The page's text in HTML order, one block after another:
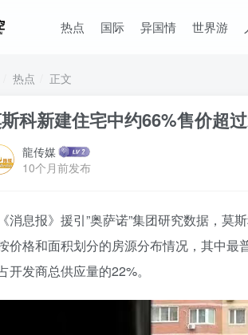
热点 国际 异国情 世界游
热点 正文
科新建住宅中约66%售价超
龍传媒
10个月前发布
消息报》援引”奥萨诺”集团研究数据，莫
价格和面积划分的房源分布情况，其中
开发商总供应量的22%。